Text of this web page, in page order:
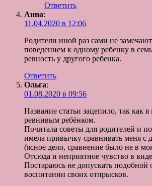
Ответить
Анна:
11.04.2020 в 12:06
Родители иной раз сами не
поведением к одному ребенку в
ревность у другого ребенка.
Ответить
Ольга:
01.08.2020 в 09:56
Название статьи зацепило, так как
ревнивым ребёнком.
Почитала советы для родителей и
имела привычку сравнивать меня с
(ясное дело, сравнение было не в
Отсюда и неприятное чувство в
Постараюсь не допускать подобной
воспитании своих отпрысков.